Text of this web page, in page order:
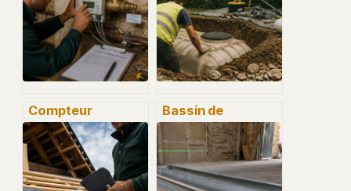
Compteur
d’énergie
thermique :
facturer le
chauffage au réel
Bassin de
rétention en
maison
individuelle :
obligations